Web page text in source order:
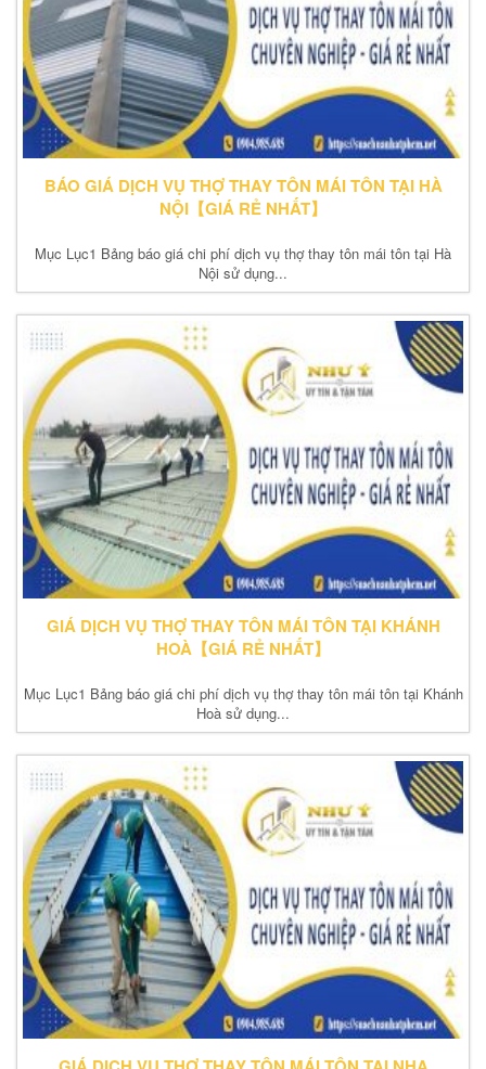
BÁO GIÁ DỊCH VỤ THỢ THAY TÔN MÁI TÔN TẠI HÀ
NỘI【GIÁ RẺ NHẤT】
Mục Lục1 Bảng báo giá chi phí dịch vụ thợ thay tôn mái tôn tại Hà
Nội sử dụng...
GIÁ DỊCH VỤ THỢ THAY TÔN MÁI TÔN TẠI KHÁNH
HOÀ【GIÁ RẺ NHẤT】
Mục Lục1 Bảng báo giá chi phí dịch vụ thợ thay tôn mái tôn tại Khánh
Hoà sử dụng...